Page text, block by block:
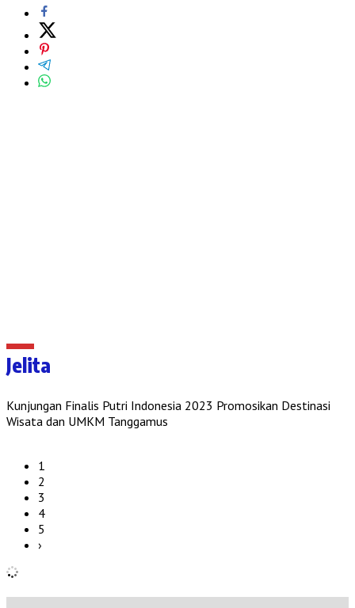
Jelita
Kunjungan Finalis Putri Indonesia 2023 Promosikan Destinasi
Wisata dan UMKM Tanggamus
1
2
3
4
5
›